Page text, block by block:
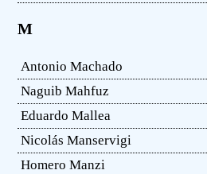
M
Antonio Machado
Naguib Mahfuz
Eduardo Mallea
Nicolás Manservigi
Homero Manzi